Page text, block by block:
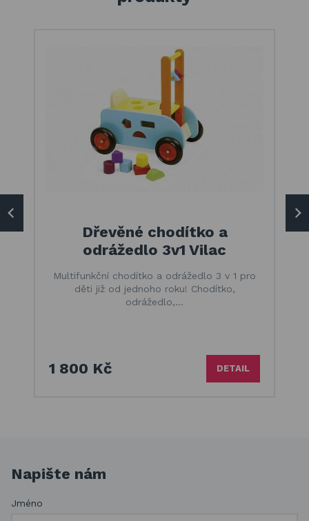
Dřevěné chodítko a
odrážedlo 3v1 Vilac
Multifunkční chodítko a odrážedlo 3 v 1 pro
děti již od jednoho roku! Chodítko,
odrážedlo,…
1 800 Kč DETAIL
Napište nám
Jméno